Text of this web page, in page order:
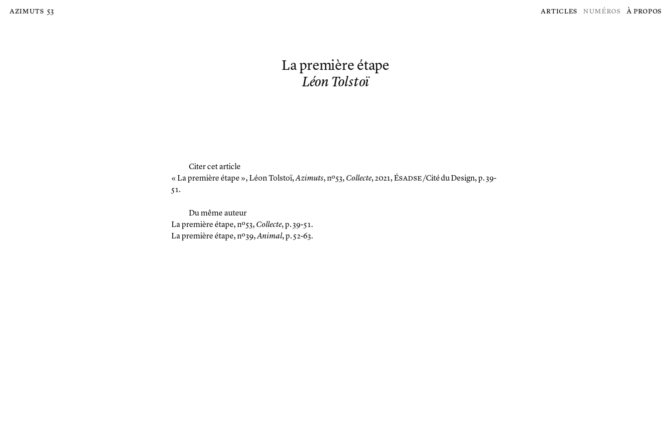
azimuts 53 articles numéros à propos
La première étape
Léon Tolstoï
Citer cet article
« La première étape »,Léon Tolstoï,Azimuts, nº 53, Collecte, 2021, Ésadse/Cité du Design, p. 39-
51.
Du même auteur
La première étape, nº 53, Collecte, p. 39-51.
La première étape, nº 39,Animal, p. 52-63.